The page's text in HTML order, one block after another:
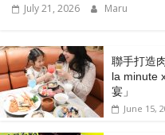
July 21, 2026 Maru
聯手打造
la minute
宴」
June 15,